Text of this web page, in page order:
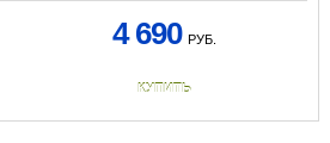
4 690 РУБ.
КУПИТЬ